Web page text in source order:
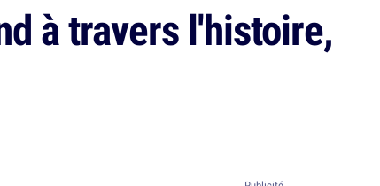
à travers l'histoire,